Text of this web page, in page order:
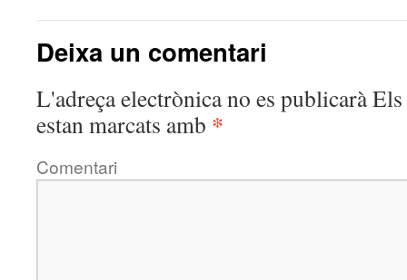
Deixa un comentari
L'adreça electrònica no es publicaràEls
estan marcats amb *
Comentari